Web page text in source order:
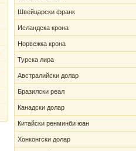
Швейцарски франк
Исландска крона
Норвежка крона
Турска лира
Австралийски долар
Бразилски реал
Канадски долар
Китайски ренминби юан
Хонконгски долар